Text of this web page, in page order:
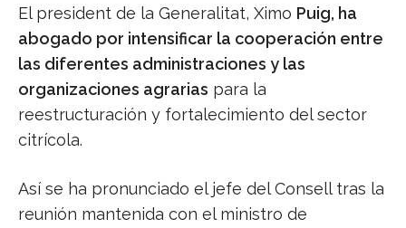
El president de la Generalitat, Ximo Puig, ha
abogado por intensificar la cooperación entre
las diferentes administraciones y las
organizaciones agrarias para la
reestructuración y fortalecimiento del sector
citrícola.
Así se ha pronunciado el jefe del Consell tras la
reunión mantenida con el ministro de